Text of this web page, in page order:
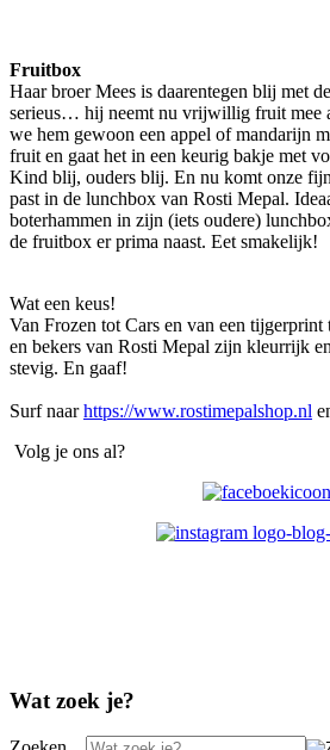
Fruitbox
Haar broer Mees is daarentegen blij met
serieus… hij neemt nu vrijwillig fruit mee
we hem gewoon een appel of mandarijn
fruit en gaat het in een keurig bakje met
Kind blij, ouders blij. En nu komt onze
past in de lunchbox van Rosti Mepal.
boterhammen in zijn (iets oudere)
de fruitbox er prima naast. Eet smakelijk!
Wat een keus!
Van Frozen tot Cars en van een
en bekers van Rosti Mepal zijn kleurrijk
stevig. En gaaf!
Surf naarhttps://www.rostimepalshop.nl
Volg je ons al?
Wat zoek je?